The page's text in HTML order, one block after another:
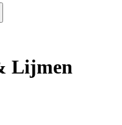
Lijmen